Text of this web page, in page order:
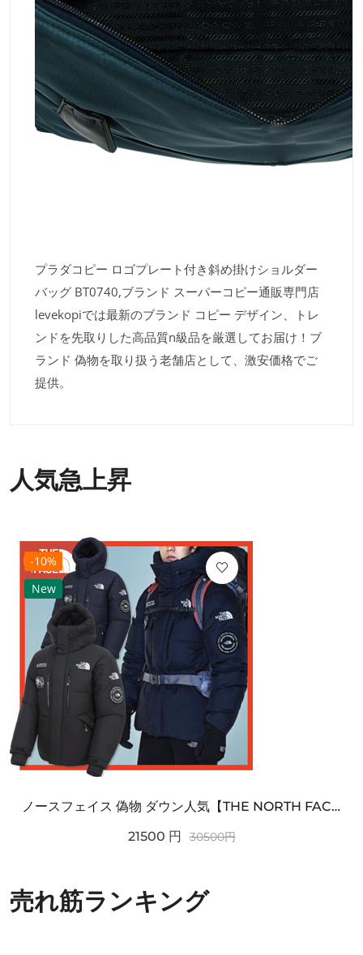
プラダコピー ロゴプレート付き斜め掛けショルダー
バッグ BT0740,ブランド スーパーコピー通販専門店
levekopiでは最新のブランド コピー デザイン、トレ
ンドを先取りした高品質n級品を厳選してお届け！ブ
ランド 偽物を取り扱う老舗店として、激安価格でご
提供。
人気急上昇
-10%
New
ノースフェイス 偽物 ダウン人気【THE NORTH FACE】M'S 7 SUMMIT HIM...
21500 円 30500円
売れ筋ランキング